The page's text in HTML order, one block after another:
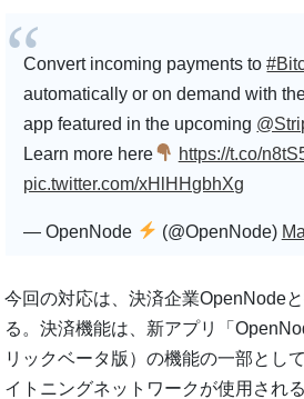
Convert incoming payments to
automatically or on demand with
app featured in the upcoming
Learn more here
https://t.co/
pic.twitter.com/xHlHHgbhXg
— OpenNode (@OpenNode)
今回の対応は、決済企業OpenNode
る。決済機能は、新アプリ「
リックベータ版）の機能の一部とし
イトニングネットワークが使用される